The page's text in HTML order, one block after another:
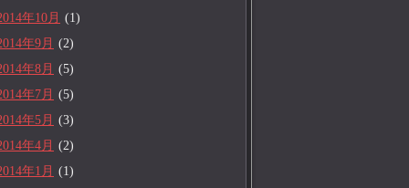
年10月 (1)
年9月 (2)
年8月 (5)
年7月 (5)
年5月 (3)
年4月 (2)
年1月 (1)